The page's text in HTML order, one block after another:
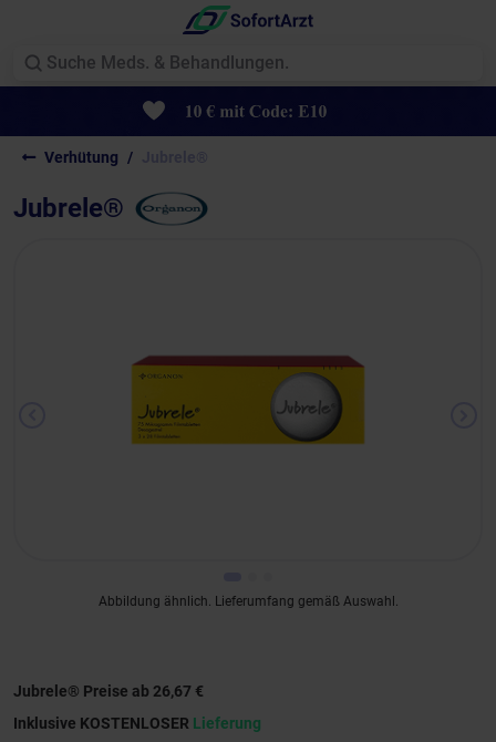
Verhütung
Jubrele®
Abbildung ähnlich. Lieferumfang gemäß Auswahl.
Jubrele® Preise ab 26,67 €
Inklusive KOSTENLOSER Lieferung